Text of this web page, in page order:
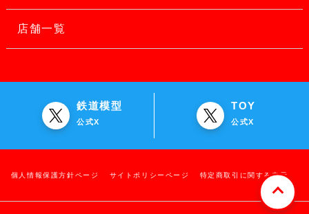
店舗一覧
鉄道模型
公式X
TOY
公式X
個人情報保護方針ページ サイトポリシーページ 特定商取引に関する表示